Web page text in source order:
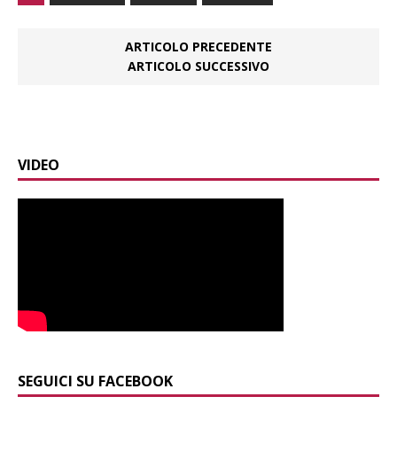
ARTICOLO PRECEDENTE
ARTICOLO SUCCESSIVO
VIDEO
SEGUICI SU FACEBOOK